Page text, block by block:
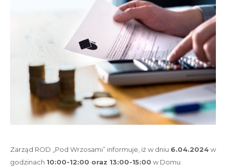
Zarząd ROD „Pod Wrzosami” informuje, iż w dniu 6.04.2024w
godzinach 10:00-12:00 oraz 13:00-15:00 w Domu